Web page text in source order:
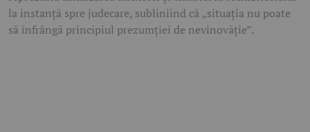
la instanță spre judecare, subliniind că „situația nu poate
să înfrângă principiul prezumției de nevinovăție”.